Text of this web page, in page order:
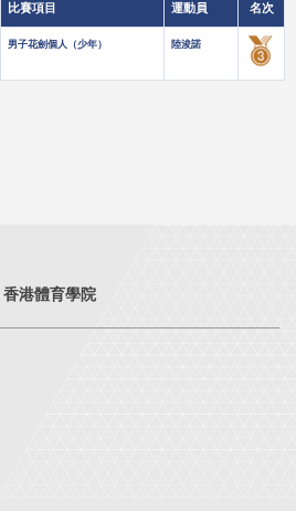
比賽項目 運動員 名次
男子花劍個人（少年） 陸浚諾
港體育學院